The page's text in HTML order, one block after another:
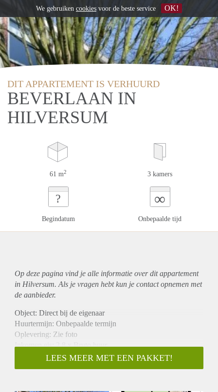
DIT APPARTEMENT IS VERHUURD
BEVERLAAN IN
HILVERSUM
61 m2 3 kamers
?
Begindatum
∞
Onbepaalde tijd
Op deze pagina vind je alle informatie over ditappartement
in Hilversum. Als je vragen hebt kun je contact opnemen met
de aanbieder.
Object: Direct bij de eigenaar
Huurtermijn: Onbepaalde termijn
Oplevering: Zie foto
Inkomen eis: 2,8 x Bruto huur
Garantiestelling mogelijk: Ja
Borg: 1 Maand
LEES MEER MET EEN PAKKET!
We gebruiken cookies voor de beste service OK!